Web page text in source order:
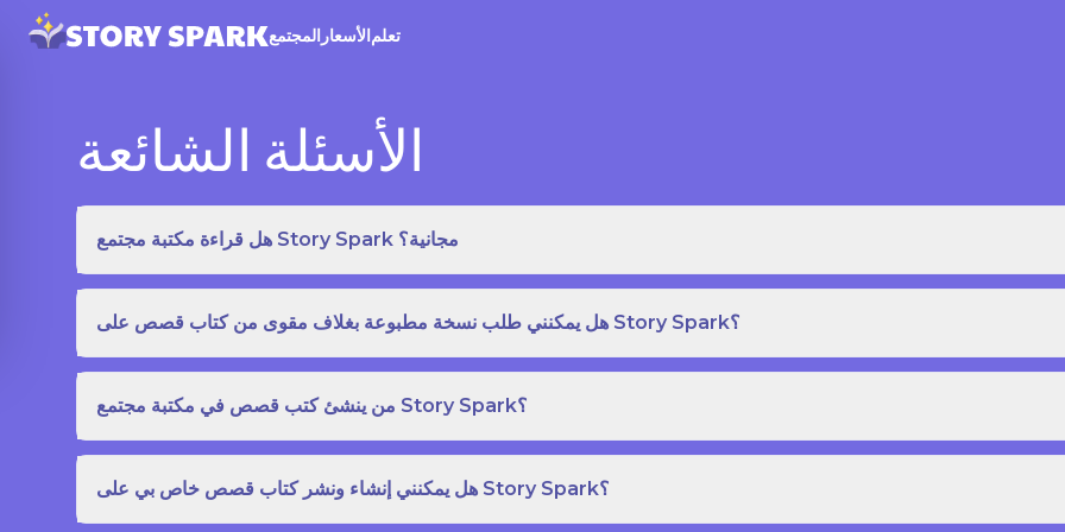
المجتمع الأسعارتعلم
الأسئلة الشائعة
هل قراءة مكتبة مجتمع Story Spark مجانية؟
هل يمكنني طلب نسخة مطبوعة بغلاف مقوى من كتاب قصص على Story Spark؟
من ينشئ كتب قصص في مكتبة مجتمع Story Spark؟
هل يمكنني إنشاء ونشر كتاب قصص خاص بي على Story Spark؟